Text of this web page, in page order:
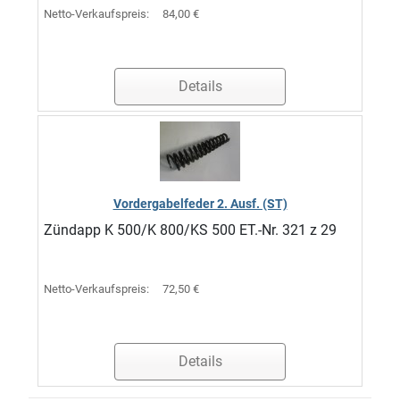
Netto-Verkaufspreis: 84,00 €
Details
Vordergabelfeder 2. Ausf. (ST)
Zündapp K 500/K 800/KS 500 ET.-Nr. 321 z 29
Netto-Verkaufspreis: 72,50 €
Details